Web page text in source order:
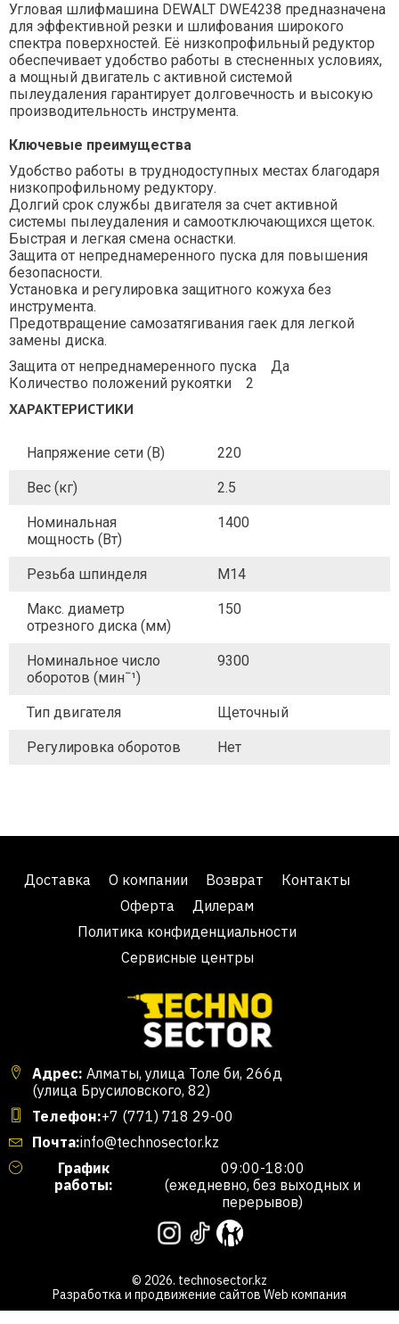
Угловая шлифмашина DEWALT DWE4238 предназначена
для эффективной резки и шлифования широкого
спектра поверхностей. Её низкопрофильный редуктор
обеспечивает удобство работы в стесненных условиях,
а мощный двигатель с активной системой
пылеудаления гарантирует долговечность и высокую
производительность инструмента.
Ключевые преимущества
Удобство работы в труднодоступных местах благодаря
низкопрофильному редуктору.
Долгий срок службы двигателя за счет активной
системы пылеудаления и самоотключающихся щеток.
Быстрая и легкая смена оснастки.
Защита от непреднамеренного пуска для повышения
безопасности.
Установка и регулировка защитного кожуха без
инструмента.
Предотвращение самозатягивания гаек для легкой
замены диска.
Защита от непреднамеренного пуска Да
Количество положений рукоятки 2
ХАРАКТЕРИСТИКИ
Напряжение сети (В) 220
Вес (кг) 2.5
Номинальная
мощность (Вт)
1400
Резьба шпинделя M14
Макс. диаметр
отрезного диска (мм)
150
Номинальное число
оборотов (минˉ¹)
9300
Тип двигателя Щеточный
Регулировка оборотов Нет
Доставка О компании Возврат
Контакты
Оферта
Дилерам
Политика конфиденциальности
Сервисные центры
Адрес: Алматы, улица Толе би, 266д
(улица Брусиловского, 82)
Телефон:+7 (771) 718 29-00
Почта:info@technosector.kz
График
работы:
09:00-18:00
(ежедневно, без выходных и
перерывов)
© 2026. technosector.kz
Разработка и продвижение сайтов Web компания